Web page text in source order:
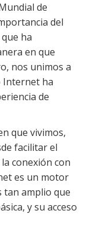
de
del
ha
en que
nos unimos a
Internet ha
de
que vivimos,
facilitar el
conexión con
es un motor
tan amplio que
y su acceso